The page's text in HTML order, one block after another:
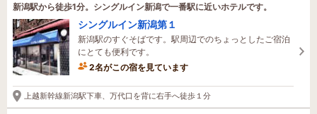
新潟駅から徒歩1分。シングルイン新潟で一番駅に近いホテルです。
シングルイン新潟第１
新潟駅のすぐそばです。駅周辺でのちょっとしたご宿泊
にとても便利です。
2名がこの宿を見ています
上越新幹線新潟駅下車、万代口を背に右手へ徒歩１分